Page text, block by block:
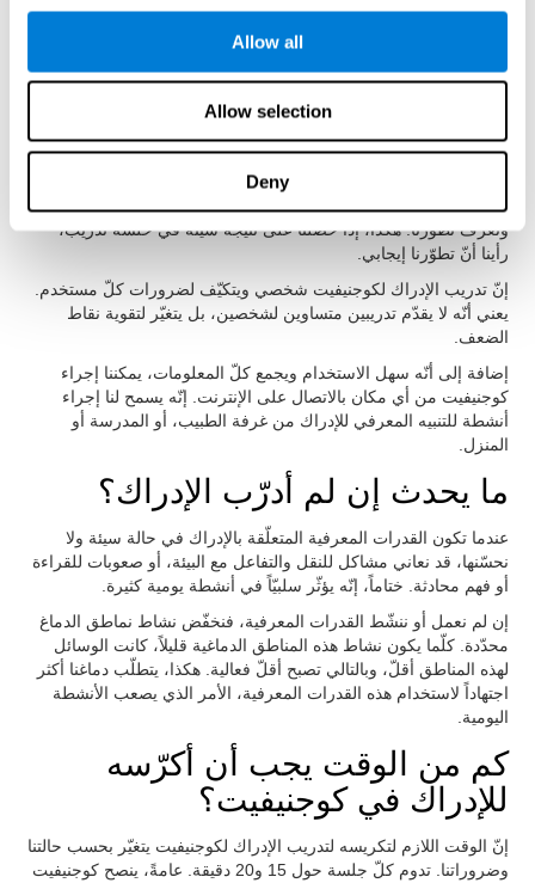
Allow all
Allow selection
Deny
يجب أن نفهم التعليمات بسرعة وبدون اجتهاد. للحصول على هذا الهدف،
الفهم والتذكّر.
إنّه مهمّ جدّاً تلقّي تقرير سهل الفهم لنعرف ما الذي يقوم به بشكل جيد
وما الذي يجب أن نحسّنه. يقدّم كوجنيفيت تقريرا كاملا للنتائج بعد كلّ
يحفظ كوجنيفيت النتائج المعرفية، جلسة بعد جلسة، لنرى تقدّمنا
ونعرف تطوّرنا. هكذا، إذا حصلنا على نتيجة سيئة في حلسة تدريب،
رأينا أنّ تطوّرنا إيجابي.
إنّ تدريب الإدراك لكوجنيفيت شخصي ويتكيّف لضرورات كلّ مستخدم.
يعني أنّه لا يقدّم تدريبين متساوين لشخصين، بل يتغيّر لتقوية نقاط
الضعف.
إضافة إلى أنّه سهل الاستخدام ويجمع كلّ المعلومات، يمكننا إجراء
كوجنيفيت من أي مكان بالاتصال على الإنترنت. إنّه يسمح لنا إجراء
أنشطة للتنبيه المعرفي للإدراك من غرفة الطبيب، أو المدرسة أو
المنزل.
ما يحدث إن لم أدرّب الإدراك؟
عندما تكون القدرات المعرفية المتعلّقة بالإدراك في حالة سيئة ولا
نحسّنها، قد نعاني مشاكل للنقل والتفاعل مع البيئة، أو صعوبات للقراءة
أو فهم محادثة. ختاماً، إنّه يؤثّر سلبيّاً في أنشطة يومية كثيرة.
إن لم نعمل أو ننشّط القدرات المعرفية، فنخفّض نشاط نماطق الدماغ
محدّدة. كلّما يكون نشاط هذه المناطق الدماغية قليلاً، كانت الوسائل
لهذه المناطق أقلّ، وبالتالي تصبح أقلّ فعالية. هكذا، يتطلّب دماغنا أكثر
اجتهاداً لاستخدام هذه القدرات المعرفية، الأمر الذي يصعب الأنشطة
اليومية.
كم من الوقت يجب أن أكرّسه
للإدراك في كوجنيفيت؟
إنّ الوقت اللازم لتكريسه لتدريب الإدراك لكوجنيفيت يتغيّر بحسب حالتنا
وضروراتنا. تدوم كلّ جلسة حول 15 و20 دقيقة. عامةً، ينصح كوجنيفيت